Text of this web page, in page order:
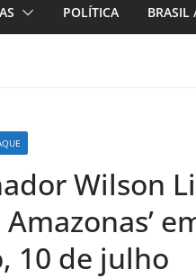
POLÍTICA BRASIL
Wilson
Amazonas’
10 de julho